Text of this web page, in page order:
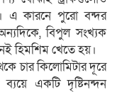
এ কারনে পুরো বন্দর
বিপুল সংখ্যক
হিমশিম খেতে হয়।
চার কিলোমিটার দূরে
একটি দৃষ্টিনন্দন